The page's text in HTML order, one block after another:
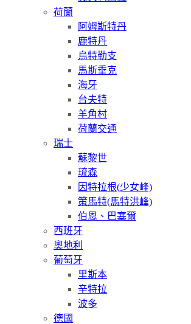
荷蘭
阿姆斯特丹
鹿特丹
烏特勒支
馬斯垂克
海牙
台夫特
羊角村
荷蘭交通
瑞士
蘇黎世
琉森
因特拉根(少女峰)
策馬特(馬特洪峰)
伯恩、巴塞爾
西班牙
奧地利
葡萄牙
里斯本
辛特拉
波多
德國